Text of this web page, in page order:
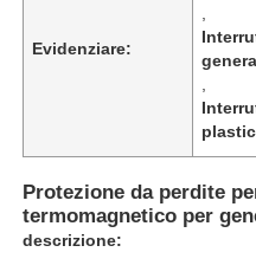
Evidenziare:
Protezione da perdite
termomagnetico per
descrizione: